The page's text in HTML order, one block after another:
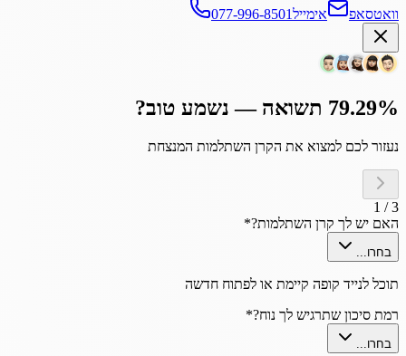
וואטסאפ אימייל077-996-8501
79.29% תשואה — נשמע טוב?
נעזור לכם למצוא את הקרן השתלמות המנצחת
1 /3
האם יש לך קרן השתלמות?*
בחרו...
תוכל לנייד קופה קיימת או לפתוח חדשה
רמת סיכון שתרגיש לך נוח?*
בחרו...